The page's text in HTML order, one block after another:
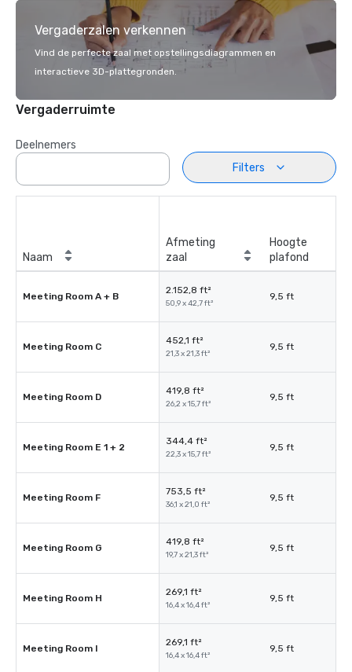
Vergaderzalen verkennen
Vind de perfecte zaal met opstellingsdiagrammen en
interactieve 3D-plattegronden.
Vergaderruimte
Deelnemers
Filters
Naam
Afmeting
zaal
Hoogte
plafond
Meeting Room A + B
2.152,8 ft²
50,9 x 42,7 ft²
9,5 ft
Meeting Room C
452,1 ft²
21,3 x 21,3 ft²
9,5 ft
Meeting Room D
419,8 ft²
26,2 x 15,7 ft²
9,5 ft
Meeting Room E 1 + 2
344,4 ft²
22,3 x 15,7 ft²
9,5 ft
Meeting Room F
753,5 ft²
36,1 x 21,0 ft²
9,5 ft
Meeting Room G
419,8 ft²
19,7 x 21,3 ft²
9,5 ft
Meeting Room H
269,1 ft²
16,4 x 16,4 ft²
9,5 ft
Meeting Room I
269,1 ft²
16,4 x 16,4 ft²
9,5 ft